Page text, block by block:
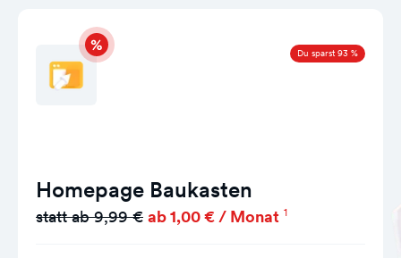
Du sparst 93 %
Homepage Baukasten
statt ab 9,99 € ab 1,00 € / Monat 1